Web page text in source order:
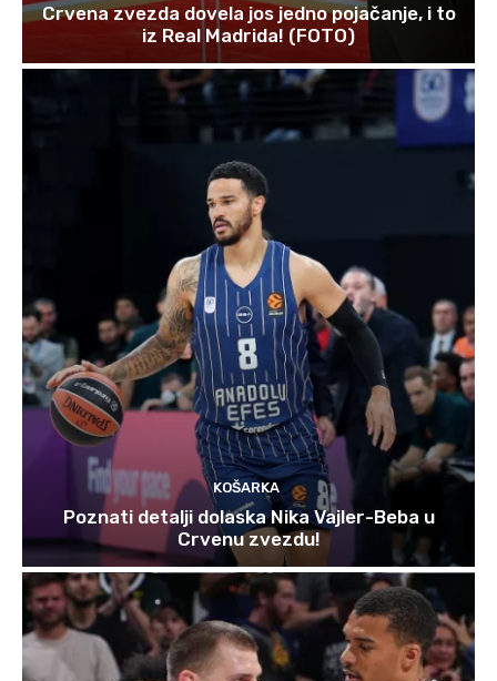
Crvena zvezda dovela jos jedno pojačanje, i to
iz Real Madrida! (FOTO)
KOŠARKA
Poznati detalji dolaska Nika Vajler-Beba u
Crvenu zvezdu!